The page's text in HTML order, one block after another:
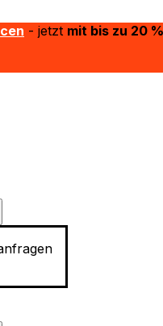
- jetzt mit bis zu 20 %